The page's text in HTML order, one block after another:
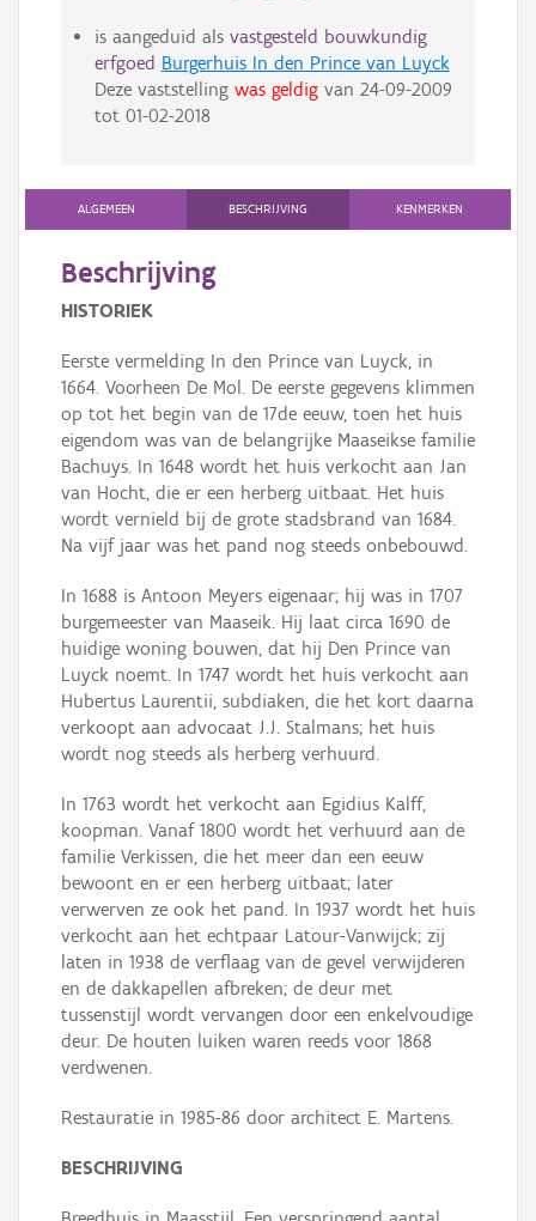
is aangeduid als vastgesteld bouwkundig
erfgoed Burgerhuis In den Prince van Luyck
Deze vaststelling was geldigvan 24-09-2009
tot 01-02-2018
ALGEMEEN BESCHRIJVING KENMERKEN
Beschrijving
HISTORIEK
Eerste vermelding In den Prince van Luyck, in
1664. Voorheen De Mol. De eerste gegevens klimmen
op tot het begin van de 17de eeuw, toen het huis
eigendom was van de belangrijke Maaseikse familie
Bachuys. In 1648 wordt het huis verkocht aan Jan
van Hocht, die er een herberg uitbaat. Het huis
wordt vernield bij de grote stadsbrand van 1684.
Na vijf jaar was het pand nog steeds onbebouwd.
In 1688 is Antoon Meyers eigenaar; hij was in 1707
burgemeester van Maaseik. Hij laat circa 1690 de
huidige woning bouwen, dat hij Den Prince van
Luyck noemt. In 1747 wordt het huis verkocht aan
Hubertus Laurentii, subdiaken, die het kort daarna
verkoopt aan advocaat J.J. Stalmans; het huis
wordt nog steeds als herberg verhuurd.
In 1763 wordt het verkocht aan Egidius Kalff,
koopman. Vanaf 1800 wordt het verhuurd aan de
familie Verkissen, die het meer dan een eeuw
bewoont en er een herberg uitbaat; later
verwerven ze ook het pand. In 1937 wordt het huis
verkocht aan het echtpaar Latour-Vanwijck; zij
laten in 1938 de verflaag van de gevel verwijderen
en de dakkapellen afbreken; de deur met
tussenstijl wordt vervangen door een enkelvoudige
deur. De houten luiken waren reeds voor 1868
verdwenen.
Restauratie in 1985-86 door architect E. Martens.
BESCHRIJVING